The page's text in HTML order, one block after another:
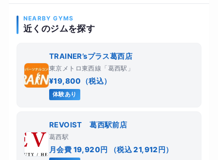
NEARBY GYMS
近くのジムを探す
TRAINER’sプラス葛西店
東京メトロ東西線「葛西駅」
¥19,800（税込）
体験あり
REVOIST 葛西駅前店
葛西駅
月会費 19,920円 （税込 21,912円）